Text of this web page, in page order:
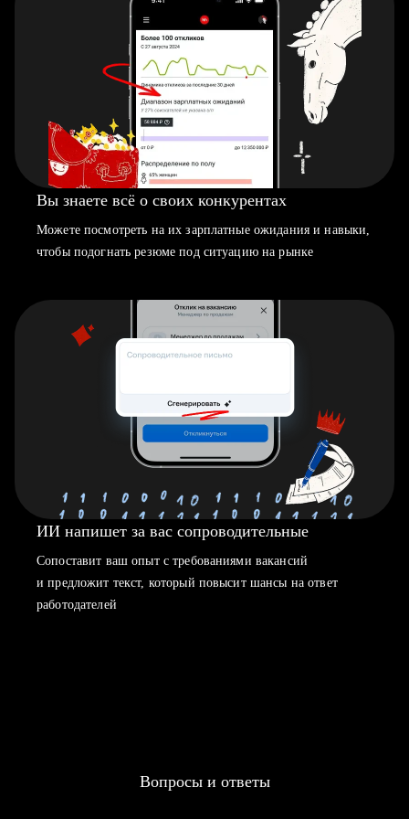
Вы знаете всё о своих конкурентах
Можете посмотреть на их зарплатные ожидания и навыки,
чтобы подогнать резюме под ситуацию на рынке
ИИ напишет за вас сопроводительные
Сопоставит ваш опыт с требованиями вакансий
и предложит текст, который повысит шансы на ответ
работодателей
Вопросы и ответы